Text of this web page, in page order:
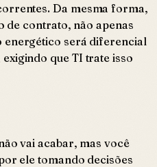
Da mesma forma,
de contrato, não apenas
energético será diferencial
que TI trate isso
vai acabar, mas você
ele tomando decisões